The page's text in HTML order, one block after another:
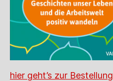
hier geht’s zur Bestellung